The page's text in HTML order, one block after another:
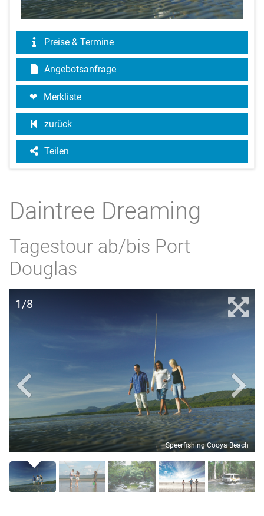
Preise & Termine
Angebotsanfrage
Merkliste
zurück
Teilen
Daintree Dreaming
Tagestour ab/bis Port
Douglas
1/8
Speerfishing Cooya Beach